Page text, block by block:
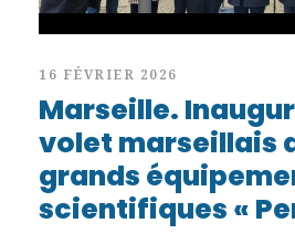
16 FÉVRIER 2026
Marseille.
volet marseillais
grands
scientifiques «